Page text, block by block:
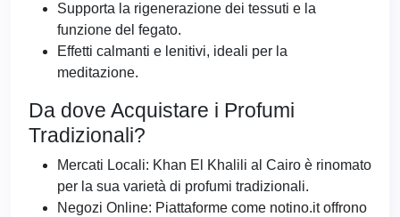
Supporta la rigenerazione dei tessuti e la
funzione del fegato.
Effetti calmanti e lenitivi, ideali per la
meditazione.
Da dove Acquistare i Profumi
Tradizionali?
Mercati Locali: Khan El Khalili al Cairo è rinomato
per la sua varietà di profumi tradizionali.
Negozi Online: Piattaforme come notino.it offrono